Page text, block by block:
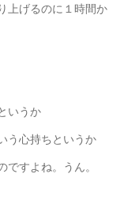
上げるのに１時間か
いうか
う心持ちというか
すよね。うん。